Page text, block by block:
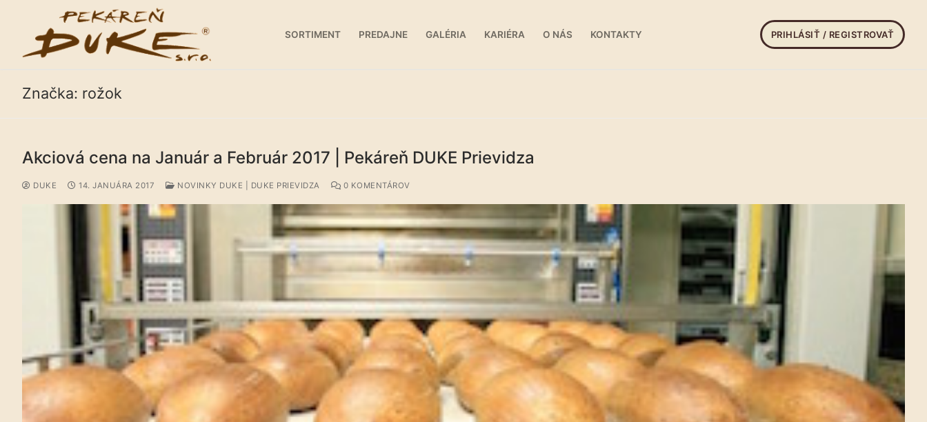
SORTIMENT PREDAJNE GALÉRIA KARIÉRA O NÁS KONTAKTY PRIHLÁSIŤ / REGISTROVAŤ
Sortiment
Predajne
Kariéra
Kontakty
Značka: rožok
Akciová cena na Január a Február 2017 | Pekáreň DUKE Prievidza
DUKE 14. JANUÁRA 2017 NOVINKY DUKE | DUKE PRIEVIDZA 0 KOMENTÁROV